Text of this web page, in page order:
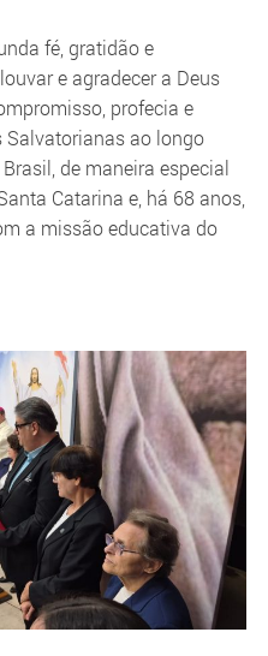
fé, gratidão e
e agradecer a Deus
profecia e
Salvatorianas ao longo
de maneira especial
Catarina e, há 68 anos,
a missão educativa do